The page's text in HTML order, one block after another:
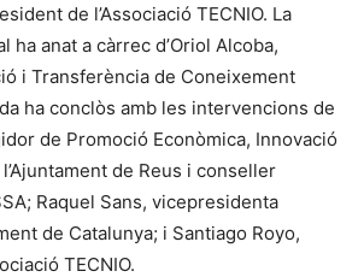
de l’Associació TECNIO. La
ha anat a càrrec d’Oriol Alcoba,
i Transferència de Coneixement
ha conclòs amb les intervencions de
de Promoció Econòmica, Innovació
de Reus i conseller
Raquel Sans, vicepresidenta
de Catalunya; i Santiago Royo,
TECNIO.